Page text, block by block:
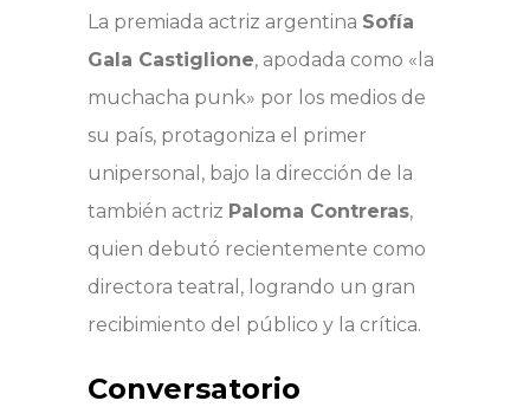
La premiada actriz argentina Sofía
Gala Castiglione, apodada como «la
muchacha punk» por los medios de
su país, protagoniza el primer
unipersonal, bajo la dirección de la
también actriz Paloma Contreras,
quien debutó recientemente como
directora teatral, logrando un gran
recibimiento del público y la crítica.
Conversatorio